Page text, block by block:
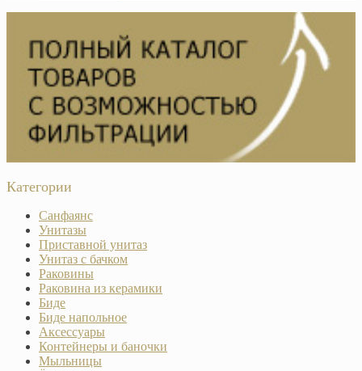
Категории
Санфаянс
Унитазы
Приставной унитаз
Унитаз с бачком
Раковины
Раковина из керамики
Биде
Биде напольное
Аксессуары
Контейнеры и баночки
Мыльницы